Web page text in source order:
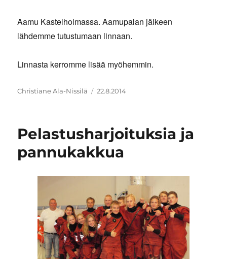
Aamu Kastelholmassa. Aamupalan jälkeen
lähdemme tutustumaan linnaan.
Linnasta kerromme lisää myöhemmin.
Kirjoittaja
Christiane Ala-Nissilä Julkaistu
22.8.2014
Pelastusharjoituksia ja
pannukakkua